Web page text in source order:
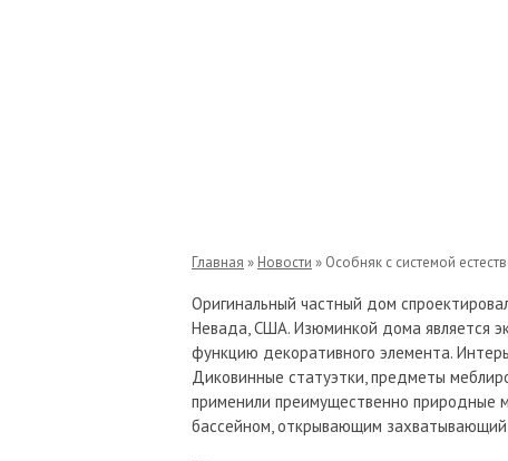
Главная » Новости » Особняк с системой
Оригинальный частный дом
Невада, США. Изюминкой дома является
функцию декоративного элемента.
Диковинные статуэтки, предметы
применили преимущественно природные
бассейном, открывающим